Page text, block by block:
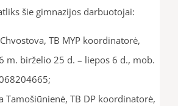
šie gimnazijos darbuotojai:
TB MYP koordinatorė,
m. birželio 25 d. – liepos 6 d., mob.
Tamošiūnienė, TB DP koordinatorė,